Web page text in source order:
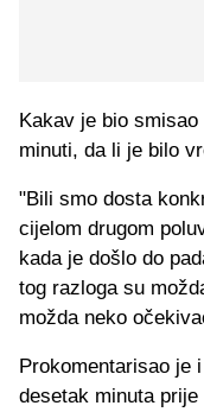
Kakav je bio
minuti, da li je bilo
"Bili smo dosta
cijelom drugom
kada je došlo do
tog razloga su
možda neko
Prokomentarisao je
desetak minuta